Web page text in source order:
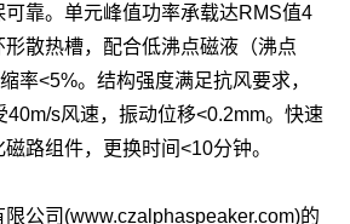
靠。单元峰值功率承载达RMS值4
散热槽，配合低沸点磁液（沸点
率<5%。结构强度满足抗风要求，
40m/s风速，振动位移<0.2mm。快速
路组件，更换时间<10分钟。
公司(www.czalphaspeaker.com)的